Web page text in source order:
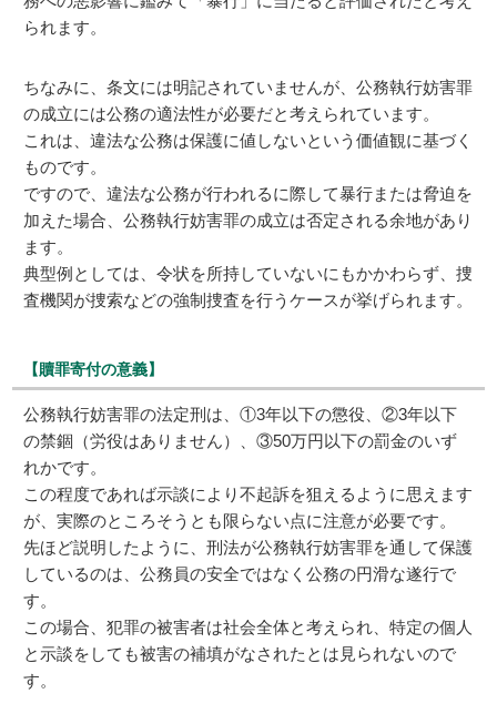
られます。
ちなみに、条文には明記されていませんが、公務執行妨害罪
の成立には公務の適法性が必要だと考えられています。
これは、違法な公務は保護に値しないという価値観に基づく
ものです。
ですので、違法な公務が行われるに際して暴行または脅迫を
加えた場合、公務執行妨害罪の成立は否定される余地があり
ます。
典型例としては、令状を所持していないにもかかわらず、捜
査機関が捜索などの強制捜査を行うケースが挙げられます。
【贖罪寄付の意義】
公務執行妨害罪の法定刑は、①3年以下の懲役、②3年以下
の禁錮（労役はありません）、③50万円以下の罰金のいず
れかです。
この程度であれば示談により不起訴を狙えるように思えます
が、実際のところそうとも限らない点に注意が必要です。
先ほど説明したように、刑法が公務執行妨害罪を通して保護
しているのは、公務員の安全ではなく公務の円滑な遂行で
す。
この場合、犯罪の被害者は社会全体と考えられ、特定の個人
と示談をしても被害の補填がなされたとは見られないので
す。